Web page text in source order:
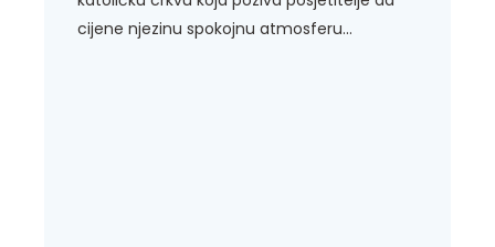
cijene njezinu spokojnu atmosferu...